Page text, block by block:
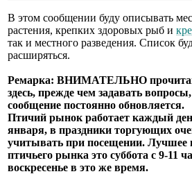
В этом сообщении буду описывать
растения, крепких здоровых рыб и
так и местного разведения. Список
расширяться.
Ремарка: ВНИМАТЕЛЬНО
здесь, прежде чем задавать
сообщение постоянно обновляется.
Птичий рынок работает каждый
января, в праздники торгующих
учитывать при посещении. Лучшее
птичьего рынка это суббота с 9-11
воскресенье в это же время.